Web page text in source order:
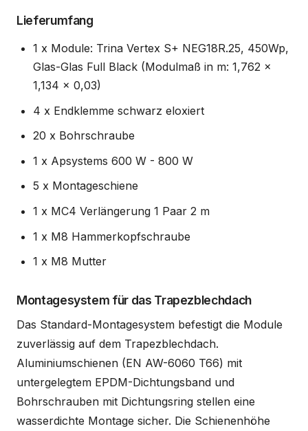
Lieferumfang
1 x Module: Trina Vertex S+ NEG18R.25, 450Wp,
Glas-Glas Full Black (Modulmaß in m: 1,762 x
1,134 x 0,03)
4 x Endklemme schwarz eloxiert
20 x Bohrschraube
1 x Apsystems 600 W - 800 W
5 x Montageschiene
1 x MC4 Verlängerung 1 Paar 2 m
1 x M8 Hammerkopfschraube
1 x M8 Mutter
Montagesystem für das Trapezblechdach
Das Standard-Montagesystem befestigt die Module
zuverlässig auf dem Trapezblechdach.
Aluminiumschienen (EN AW-6060 T66) mit
untergelegtem EPDM-Dichtungsband und
Bohrschrauben mit Dichtungsring stellen eine
wasserdichte Montage sicher. Die Schienenhöhe